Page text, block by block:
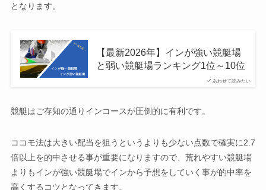
となります。
あわせて読みたい
【最新2026年】インが強い競艇場
と弱い競艇場ランキング1位～10位
競艇はご存知の通りインコースが圧倒的に有利です。
ココモ法は大きい配当を狙うというよりも少ない点数で確実に2.7
倍以上を的中させる事が重要になりますので、荒れやすい競艇場
よりもインが強い競艇場でインから予想をしていく事が的中率を
高くするコツとなってきます。